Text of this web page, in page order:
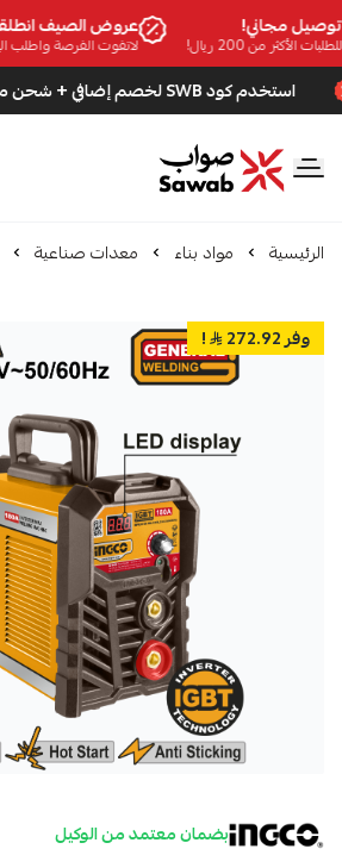
مجاني!
الأكثر من 200 ريال!
عروض الصيف
لاتفوت الفرصة واطلب
استخدم كود SWB لخصم إضافي + شحن مجاني للطلبات فوق 200 ريال
صواب
الرئيسية مواد بناء معدات صناعية
وفر 272.92 !
بضمان معتمد من الوكيل